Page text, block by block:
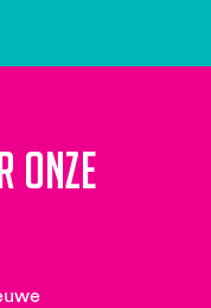
onze